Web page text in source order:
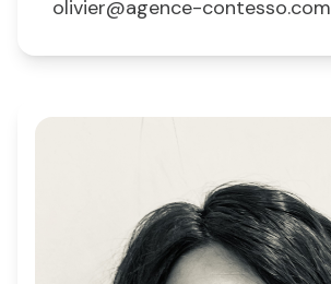
olivier@agence-contesso.com